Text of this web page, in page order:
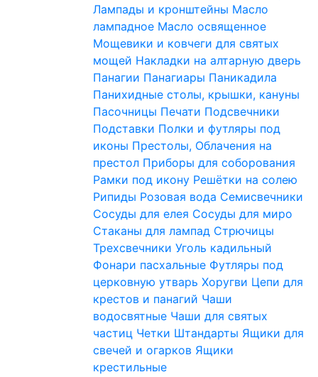
Лампады и кронштейны Масло
лампадное Масло освященное
Мощевики и ковчеги для святых
мощей Накладки на алтарную дверь
Панагии Панагиары Паникадила
Панихидные столы, крышки, кануны
Пасочницы Печати Подсвечники
Подставки Полки и футляры под
иконы Престолы, Облачения на
престол Приборы для соборования
Рамки под икону Решётки на солею
Рипиды Розовая вода Семисвечники
Сосуды для елея Сосуды для миро
Стаканы для лампад Стрючицы
Трехсвечники Уголь кадильный
Фонари пасхальные Футляры под
церковную утварь Хоругви Цепи для
крестов и панагий Чаши
водосвятные Чаши для святых
частиц Четки Штандарты Ящики для
свечей и огарков Ящики
крестильные